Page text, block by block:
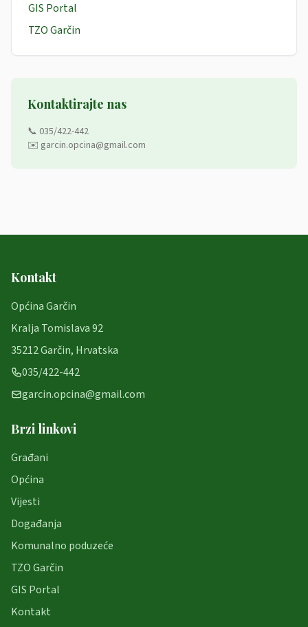
GIS Portal
TZO Garčin
Kontaktirajte nas
📞 035/422-442
✉️ garcin.opcina@gmail.com
Kontakt
Općina Garčin
Kralja Tomislava 92
35212 Garčin, Hrvatska
035/422-442
garcin.opcina@gmail.com
Brzi linkovi
Građani
Općina
Vijesti
Događanja
Komunalno poduzeće
TZO Garčin
GIS Portal
Kontakt